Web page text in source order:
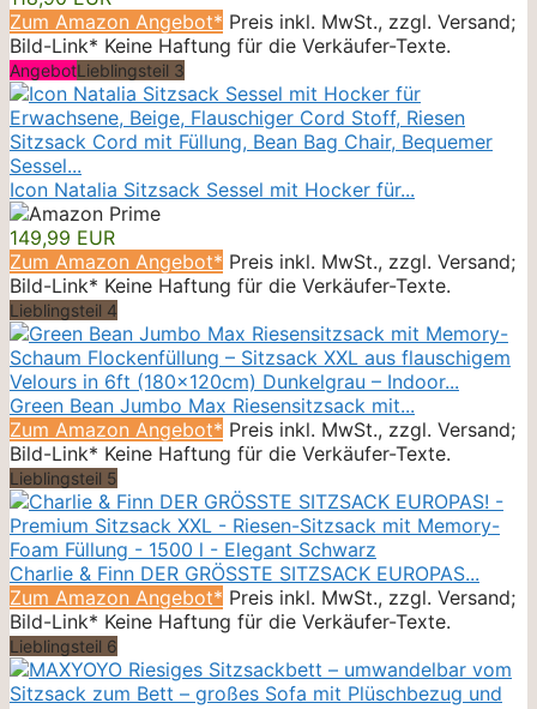
Zum Amazon Angebot* Preis inkl. MwSt., zzgl. Versand;
Bild-Link* Keine Haftung für die Verkäufer-Texte.
AngebotLieblingsteil 3
Icon Natalia Sitzsack Sessel mit Hocker für...
149,99 EUR
Zum Amazon Angebot* Preis inkl. MwSt., zzgl. Versand;
Bild-Link* Keine Haftung für die Verkäufer-Texte.
Lieblingsteil 4
Green Bean Jumbo Max Riesensitzsack mit...
Zum Amazon Angebot* Preis inkl. MwSt., zzgl. Versand;
Bild-Link* Keine Haftung für die Verkäufer-Texte.
Lieblingsteil 5
Charlie & Finn DER GRÖSSTE SITZSACK EUROPAS...
Zum Amazon Angebot* Preis inkl. MwSt., zzgl. Versand;
Bild-Link* Keine Haftung für die Verkäufer-Texte.
Lieblingsteil 6